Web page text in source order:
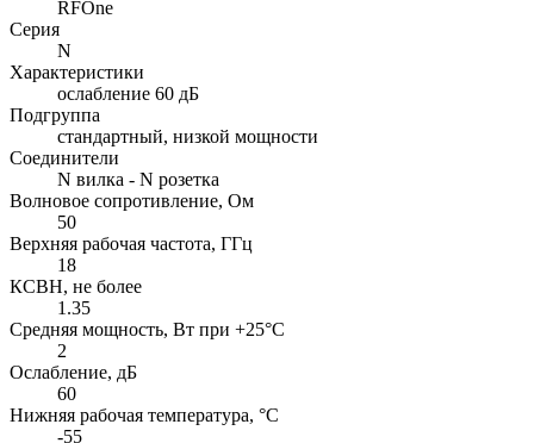
RFOne
Серия
N
Характеристики
ослабление 60 дБ
Подгруппа
стандартный, низкой мощности
Соединители
N вилка - N розетка
Волновое сопротивление, Ом
50
Верхняя рабочая частота, ГГц
18
КСВН, не более
1.35
Средняя мощность, Вт при +25°C
2
Ослабление, дБ
60
Нижняя рабочая температура, °C
-55